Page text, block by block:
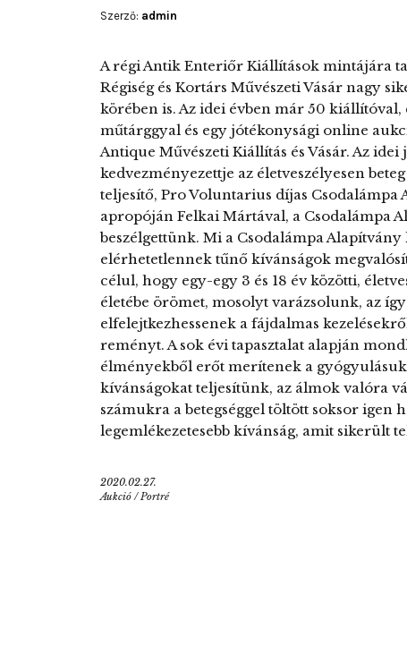
Szerző: admin
A régi Antik Enteriőr Kiállítások mintájára
Régiség és Kortárs Művészeti Vásár nagy
körében is. Az idei évben már 50 kiállítóval,
műtárggyal és egy jótékonysági online
Antique Művészeti Kiállítás és Vásár. Az
kedvezményezettje az életveszélyesen
teljesítő, Pro Voluntarius díjas Csodalámpa
apropóján Felkai Mártával, a Csodalámpa
beszélgettünk. Mi a Csodalámpa Alapítvány
elérhetetlennek tűnő kívánságok
célul, hogy egy-egy 3 és 18 év közötti,
életébe örömet, mosolyt varázsolunk, az
elfelejtkezhessenek a fájdalmas
reményt. A sok évi tapasztalat alapján
élményekből erőt merítenek a
kívánságokat teljesítünk, az álmok valóra
számukra a betegséggel töltött soksor igen
legemlékezetesebb kívánság, amit sikerült
2020.02.27.
Aukció /Portré